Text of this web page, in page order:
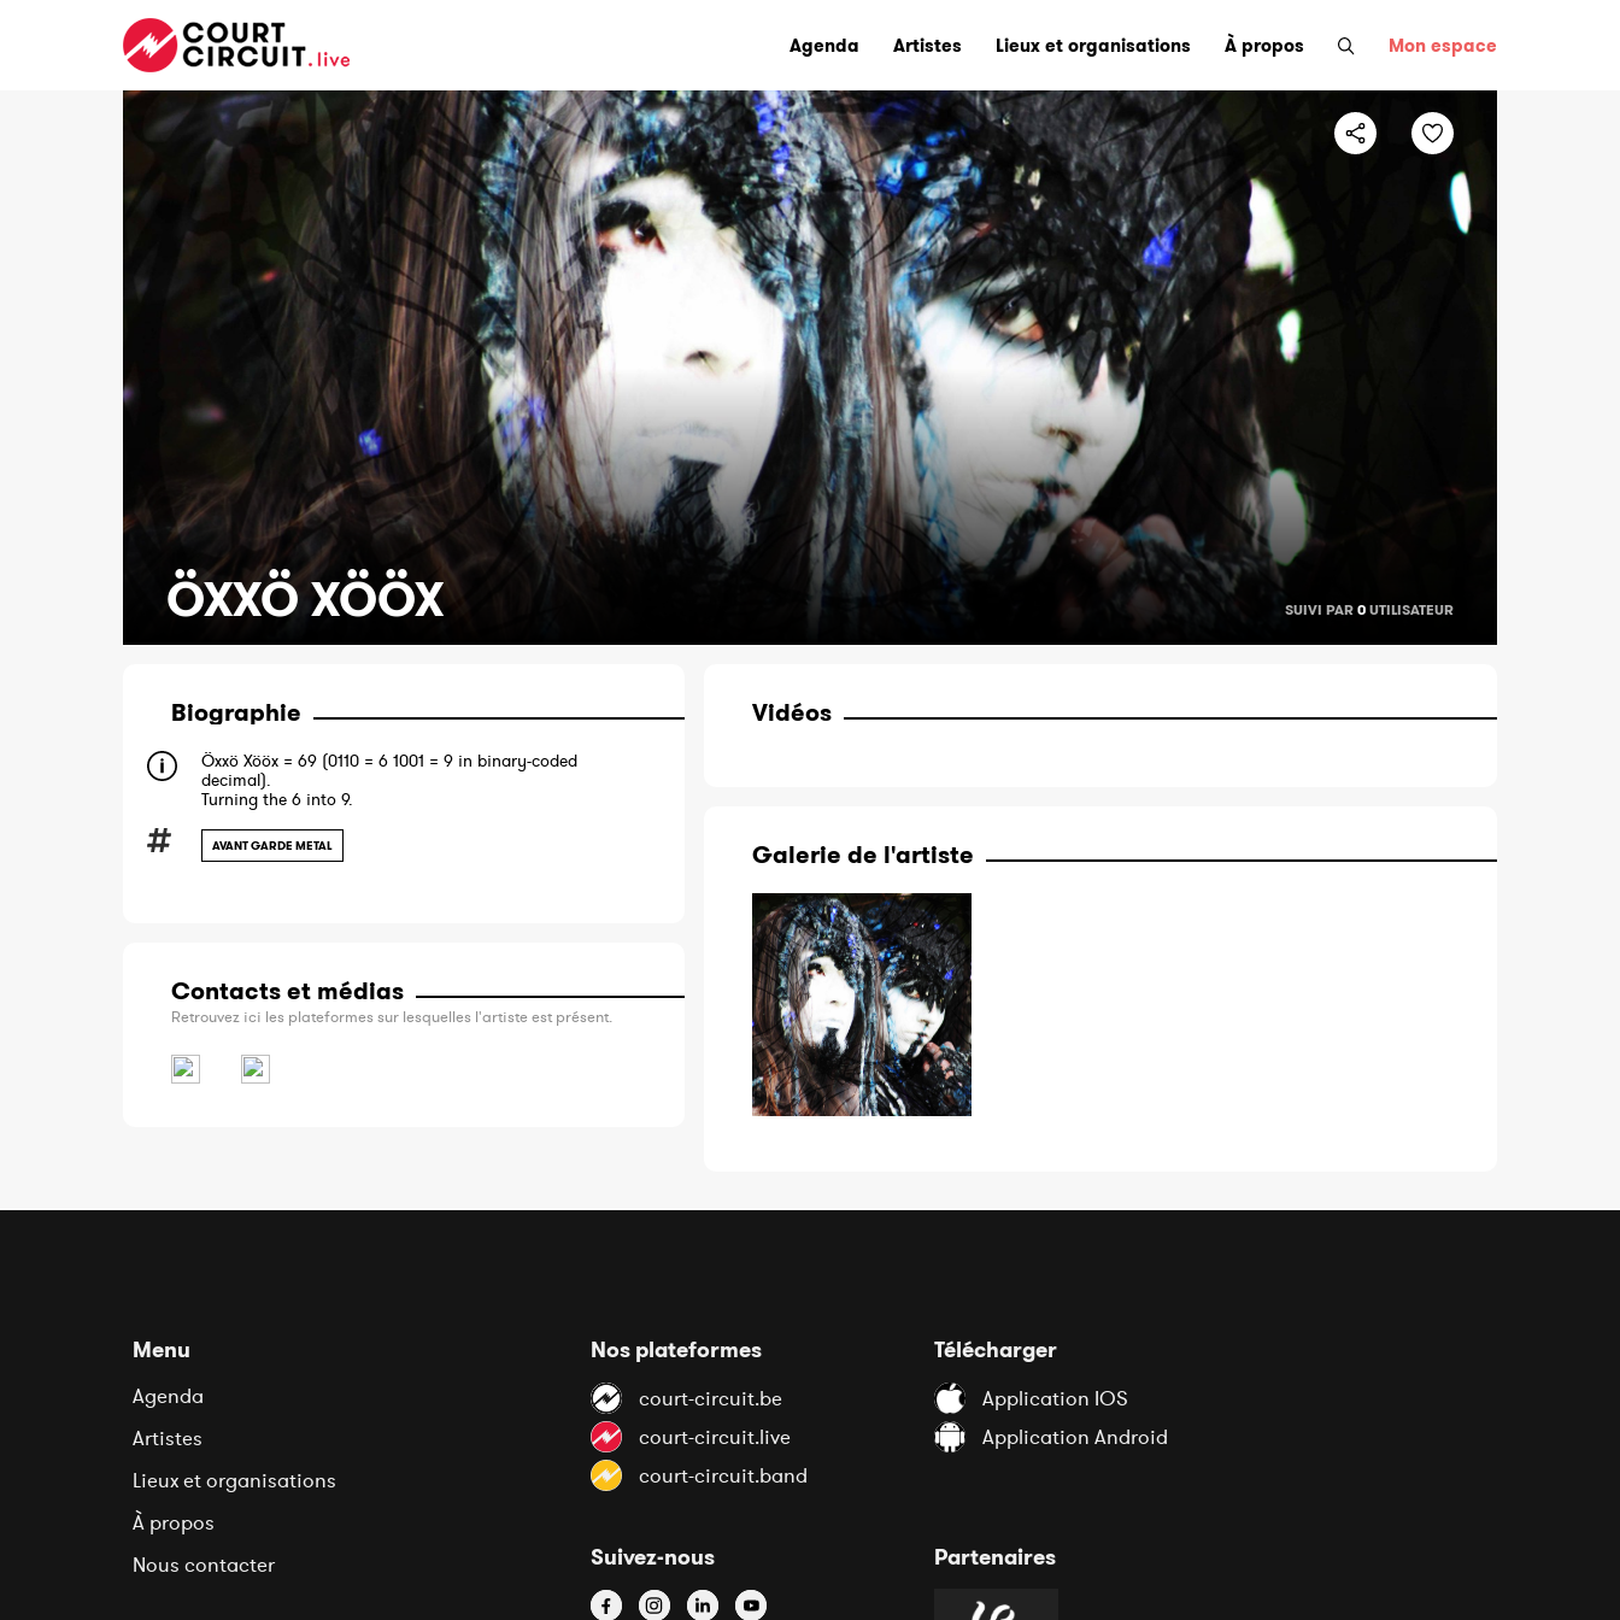
Agenda Artistes Lieux et organisations À propos Mon espace
ÖXXÖ XÖÖX SUIVI PAR 0 UTILISATEUR
Biographie
Öxxö Xööx = 69 (0110 = 6 1001 = 9 in binary-coded
decimal).
Turning the 6 into 9.
AVANT GARDE METAL
Contacts et médias
Retrouvez ici les plateformes sur lesquelles l'artiste est présent.
Vidéos
Galerie de l'artiste
Menu
Agenda
Artistes
Lieux et organisations
À propos
Nous contacter
Nos plateformes
court-circuit.be
court-circuit.live
court-circuit.band
Suivez-nous
Télécharger
Application IOS
Application Android
Partenaires